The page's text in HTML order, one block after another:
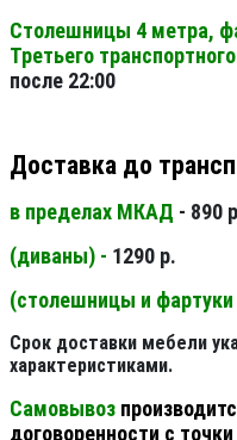
Столешницы 4 метра,
Третьего
после 22:00
Доставка до
в пределах МКАД - 890
(диваны) - 1290 р.
(столешницы и
Срок доставки мебели
характеристиками.
Самовывоз
договоренности с